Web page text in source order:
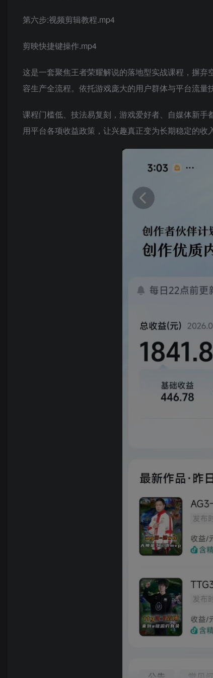
第六步:视频剪辑教程.mp4
剪映快捷键操作.mp4
这是一套聚焦王者荣耀解说的落地型实战课程，摒
容生产全流程。依托游戏庞大的用户群体与平台流量
课程门槛低、技法易复刻，游戏爱好者、自媒体新
用平台各项收益政策，让兴趣真正变为长期稳定的收